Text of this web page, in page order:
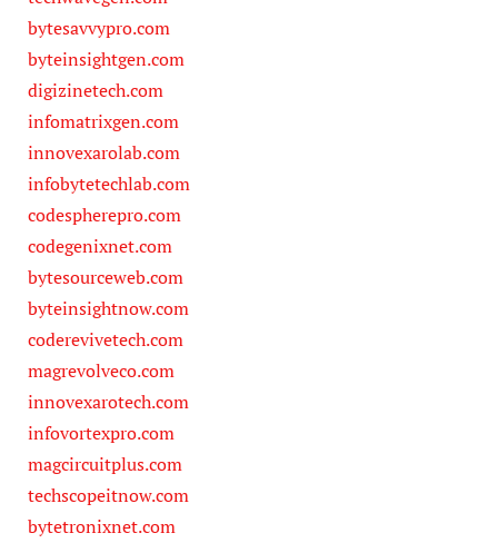
bytesavvypro.com
byteinsightgen.com
digizinetech.com
infomatrixgen.com
innovexarolab.com
infobytetechlab.com
codespherepro.com
codegenixnet.com
bytesourceweb.com
byteinsightnow.com
coderevivetech.com
magrevolveco.com
innovexarotech.com
infovortexpro.com
magcircuitplus.com
techscopeitnow.com
bytetronixnet.com